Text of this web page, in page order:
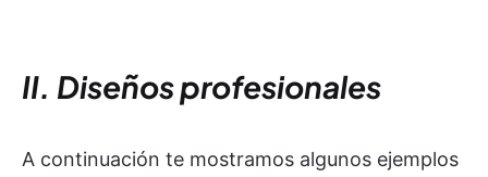
II. Diseños profesionales
A continuación te mostramos algunos ejemplos